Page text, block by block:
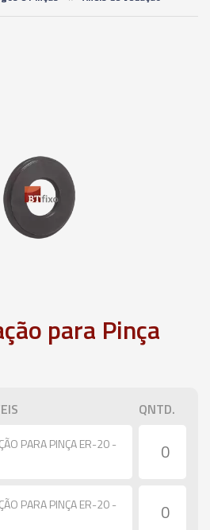
para Pinça
QNTD.
PARA PINÇA ER-20 -
PARA PINÇA ER-20 -